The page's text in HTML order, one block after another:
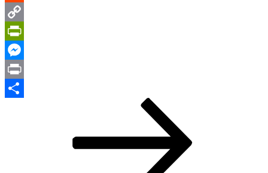
Reddit
Copy
Link
PrintFriendly
Messenger
Print